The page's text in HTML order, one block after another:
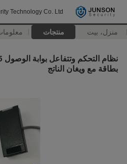
Technology Co. Ltd
منزل، بيت منتجات
بطاقة مع ويغان الناتج